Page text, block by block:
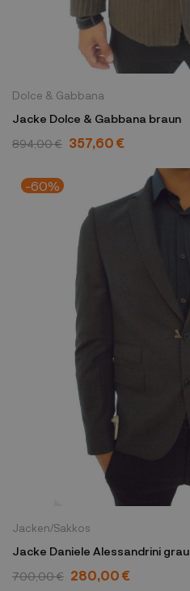
Dolce & Gabbana
Jacke Dolce & Gabbana braun
894,00 € 357,60 €
-60%
Jacken/Sakkos
Jacke Daniele Alessandrini grau
700,00 € 280,00 €